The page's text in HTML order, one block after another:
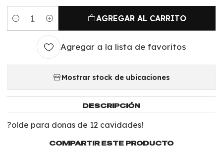
Cantidad
AGREGAR AL CARRITO
Agregar a la lista de favoritos
Mostrar stock de ubicaciones
DESCRIPCIÓN
?olde para donas de 12 cavidades!
COMPARTIR ESTE PRODUCTO